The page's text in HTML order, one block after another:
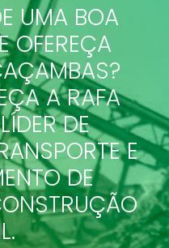
UMA BOA
OFEREÇA
A RAFA
DE
E
DE